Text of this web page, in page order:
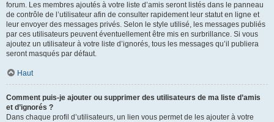
forum. Les membres ajoutés à votre liste d’amis seront listés dans le panneau
de contrôle de l’utilisateur afin de consulter rapidement leur statut en ligne et
leur envoyer des messages privés. Selon le style utilisé, les messages publiés
par ces utilisateurs peuvent éventuellement être mis en surbrillance. Si vous
ajoutez un utilisateur à votre liste d’ignorés, tous les messages qu’il publiera
seront masqués par défaut.
Haut
Comment puis-je ajouter ou supprimer des utilisateurs de ma liste d’amis
et d’ignorés ?
Dans chaque profil d’utilisateurs, un lien vous permet de les ajouter à votre